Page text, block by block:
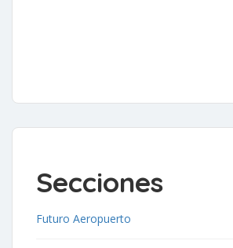
Secciones
Futuro Aeropuerto